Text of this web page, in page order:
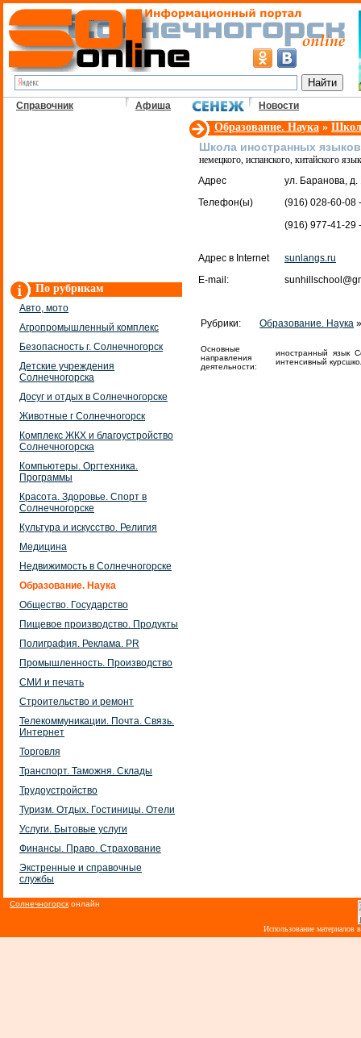
Справочник Афиша Новости
По рубрикам
Авто, мото
Агропромышленный комплекс
Безопасность г. Солнечногорск
Детские учреждения
Солнечногорска
Досуг и отдых в Солнечногорске
Животные г Солнечногорск
Комплекс ЖКХ и благоустройство
Солнечногорска
Компьютеры. Оргтехника.
Программы
Красота. Здоровье. Спорт в
Солнечногорске
Культура и искусство. Религия
Медицина
Недвижимость в Солнечногорске
Образование. Наука
Общество. Государство
Пищевое производство. Продукты
Полиграфия. Реклама. PR
Промышленность. Производство
СМИ и печать
Строительство и ремонт
Телекоммуникации. Почта. Связь.
Интернет
Торговля
Транспорт. Таможня. Склады
Трудоустройство
Туризм. Отдых. Гостиницы. Отели
Услуги. Бытовые услуги
Финансы. Право. Страхование
Экстренные и справочные
службы
Образование. Наука »
Школа иностранных языков
немецкого, испанского, китайского
Адрес
ул. Баранова,
Телефон(ы)
(916) 028-60-08
(916) 977-41-29
Адрес в Internet
sunlangs.ru
E-mail:
Рубрики: Образование. Наука
Основные
направления
деятельности:
иностранный язык
интенсивный
Солнечногорск онлайн
Использование материалов